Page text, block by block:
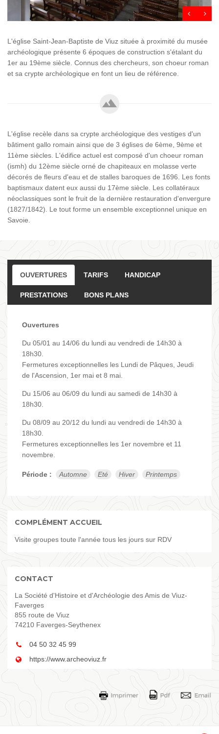
L'église Saint-Jean-Baptiste de Viuz située à proximité du musée
archéologique présente 6 époques de construction s'étalant du
1er au 19ème siècle. Connus des chercheurs, son choeur roman
et sa crypte archéologique en font un lieu de référence.
L'église recèle dans sa crypte archéologique des vestiges d'un
bâtiment gallo romain ainsi que de 3 églises de 6ème, 9ème et
11ème siècles. L'édifice actuel est composé d'un choeur roman
(ismh) du 12ème siècle orné de chapiteaux en molasse verte
décorés de fleurs d'eau et de stalles baroques de 1696. Les fonts
baptismaux datent eux aussi du 17ème siècle. Les collatéraux
néoclassiques sont le fruit de la dernière restauration d'envergure
(1827/1842). Le tout forme un ensemble exceptionnel unique en
Savoie.
OUVERTURES TARIFS HANDICAP
PRESTATIONS BONS PLANS
Ouvertures
Du 05/01 au 14/06 du lundi au vendredi de 14h30 à
18h30.
Fermetures exceptionnelles les Lundi de Pâques, Jeudi
de l'Ascension, 1er mai et 8 mai.
Du 15/06 au 06/09 du lundi au samedi de 14h30 à
18h30.
Du 08/09 au 20/12 du lundi au vendredi de 14h30 à
18h30.
Fermetures exceptionnelles les 1er novembre et 11
novembre.
Période : Automne Eté Hiver Printemps
COMPLÉMENT ACCUEIL
Visite groupes toute l'année tous les jours sur RDV
CONTACT
La Société d'Histoire et d'Archéologie des Amis de Viuz-
Faverges
855 route de Viuz
74210 Faverges-Seythenex
04 50 32 45 99
https://www.archeoviuz.fr